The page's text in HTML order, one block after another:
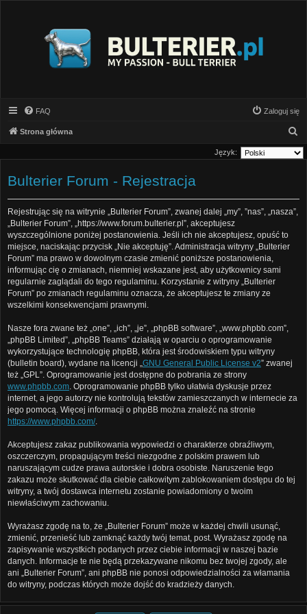
FAQ Zaloguj się
Strona główna
z
Język:
Bulterier Forum - Rejestracja
Rejestrując się na witrynie „Bulterier Forum”, zwanej dalej „my”, ”nas”, „nasza”,
„Bulterier Forum”, „https://www.forum.bulterier.pl”, akceptujesz
wyszczególnione poniżej postanowienia. Jeśli ich nie akceptujesz, opuść to
miejsce, naciskając przycisk „Nie akceptuję”. Administracja witryny „Bulterier
Forum” ma prawo w dowolnym czasie zmienić poniższe postanowienia,
informując cię o zmianach, niemniej wskazane jest, aby użytkownicy sami
regularnie zaglądali do tego regulaminu. Korzystanie z witryny „Bulterier
Forum” po zmianach regulaminu oznacza, że akceptujesz te zmiany ze
wszelkimi konsekwencjami prawnymi.
Nasze fora zwane też „one”, „ich”, „je”, „phpBB software”, „www.phpbb.com”,
„phpBB Limited”, „phpBB Teams” działają w oparciu o oprogramowanie
wykorzystujące technologię phpBB, która jest środowiskiem typu witryny
(bulletin board), wydane na licencji „GNU General Public License v2” zwanej
też „GPL”. Oprogramowanie jest dostępne do pobrania ze strony
www.phpbb.com. Oprogramowanie phpBB tylko ułatwia dyskusje przez
internet, a jego autorzy nie kontrolują tekstów zamieszczanych w internecie za
jego pomocą. Więcej informacji o phpBB można znaleźć na stronie
https://www.phpbb.com/.
Akceptujesz zakaz publikowania wypowiedzi o charakterze obraźliwym,
oszczerczym, propagującym treści niezgodne z polskim prawem lub
naruszającym cudze prawa autorskie i dobra osobiste. Naruszenie tego
zakazu może skutkować dla ciebie całkowitym zablokowaniem dostępu do tej
witryny, a twój dostawca internetu zostanie powiadomiony o twoim
niewłaściwym zachowaniu.
Wyrażasz zgodę na to, że „Bulterier Forum” może w każdej chwili usunąć,
zmienić, przenieść lub zamknąć każdy twój temat, post. Wyrażasz zgodę na
zapisywanie wszystkich podanych przez ciebie informacji w naszej bazie
danych. Informacje te nie będą przekazywane nikomu bez twojej zgody, ale
ani „Bulterier Forum”, ani phpBB nie ponosi odpowiedzialności za włamania
do witryny, podczas których może dojść do kradzieży danych.